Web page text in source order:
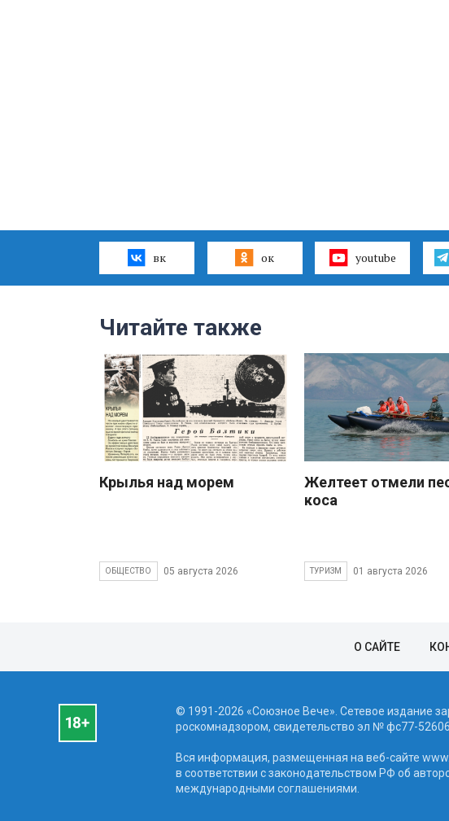
вк ок youtube
Читайте также
Крылья над морем
ОБЩЕСТВО 05 августа 2026
Желтеет отмели
коса
ТУРИЗМ 01 августа 2026
О САЙТЕ
© 1991-2026 «Союзное Вече». Сетевое издание
роскомнадзором, свидетельство эл № фc77-
Вся информация, размещенная на веб-сайте
в соответствии с законодательством РФ об
международными соглашениями.